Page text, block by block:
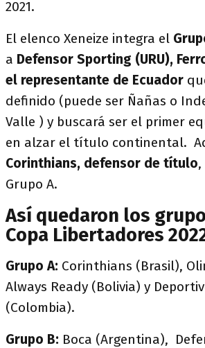
2021.
El elenco Xeneize integra el
a Defensor Sporting (URU),
el representante de Ecuador
definido (puede ser Ñañas o
Valle ) y buscará ser el primer
en alzar el título continental.
Corinthians, defensor de título
Grupo A.
Así quedaron los
Copa Libertadores
Grupo A: Corinthians (Brasil),
Always Ready (Bolivia) y
(Colombia).
Grupo B: Boca (Argentina),